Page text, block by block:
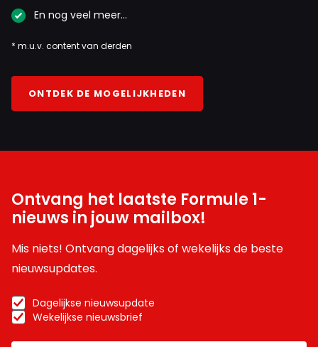
En nog veel meer…
* m.u.v. content van derden
ONTDEK DE MOGELIJKHEDEN
Ontvang het laatste Formule 1-
nieuws in jouw mailbox!
Mis niets! Ontvang dagelijks of wekelijks de beste
nieuwsupdates.
Dagelijkse nieuwsupdate
Wekelijkse nieuwsbrief